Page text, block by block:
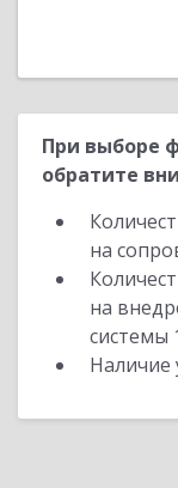
При выборе
обратите
на
на
системы
Наличие